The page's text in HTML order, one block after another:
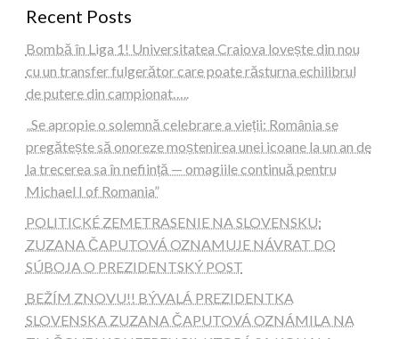
Recent Posts
Bombă în Liga 1! Universitatea Craiova lovește din nou
cu un transfer fulgerător care poate răsturna echilibrul
de putere din campionat…..
„Se apropie o solemnă celebrare a vieții: România se
pregătește să onoreze moștenirea unei icoane la un an de
la trecerea sa în neființă — omagiile continuă pentru
Michael I of Romania”
POLITICKÉ ZEMETRASENIE NA SLOVENSKU:
ZUZANA ČAPUTOVÁ OZNAMUJE NÁVRAT DO
SÚBOJA O PREZIDENTSKÝ POST
BEŽÍM ZNOVU!! BÝVALÁ PREZIDENTKA
SLOVENSKA ZUZANA ČAPUTOVÁ OZNÁMILA NA